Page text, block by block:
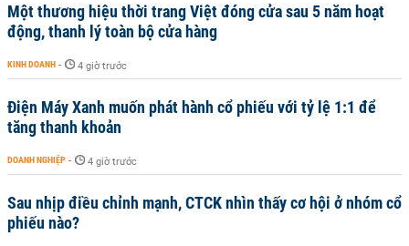
Một thương hiệu thời trang Việt đóng cửa sau 5 năm hoạt
động, thanh lý toàn bộ cửa hàng
KINH DOANH - 4 giờ trước
Điện Máy Xanh muốn phát hành cổ phiếu với tỷ lệ 1:1 để
tăng thanh khoản
DOANH NGHIỆP - 4 giờ trước
Sau nhịp điều chỉnh mạnh, CTCK nhìn thấy cơ hội ở nhóm cổ
phiếu nào?